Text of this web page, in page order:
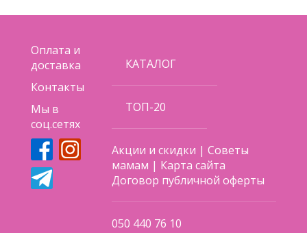
Оплата и
доставка
Контакты
Мы в
соц.сетях
КАТАЛОГ
ТОП-20
Акции и скидки |Советы
мамам | Карта сайта
Договор публичной оферты
050 440 76 10